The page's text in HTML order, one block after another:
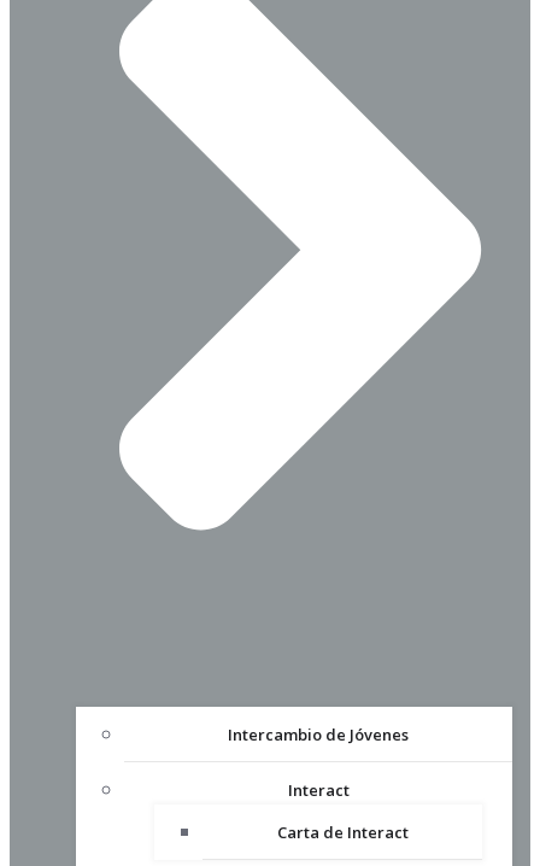
Intercambio de Jóvenes
Interact
Carta de Interact